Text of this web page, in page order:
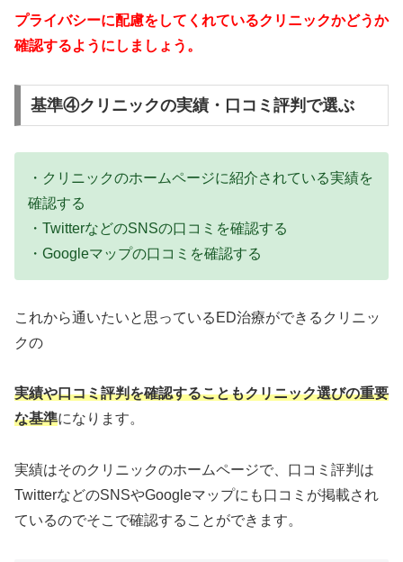
プライバシーに配慮をしてくれているクリニックかどうか
確認するようにしましょう。
基準④クリニックの実績・口コミ評判で選ぶ
・クリニックのホームページに紹介されている実績を
確認する
・TwitterなどのSNSの口コミを確認する
・Googleマップの口コミを確認する
これから通いたいと思っているED治療ができるクリニッ
クの
実績や口コミ評判を確認することもクリニック選びの重要
な基準になります。
実績はそのクリニックのホームページで、口コミ評判は
TwitterなどのSNSやGoogleマップにも口コミが掲載され
ているのでそこで確認することができます。